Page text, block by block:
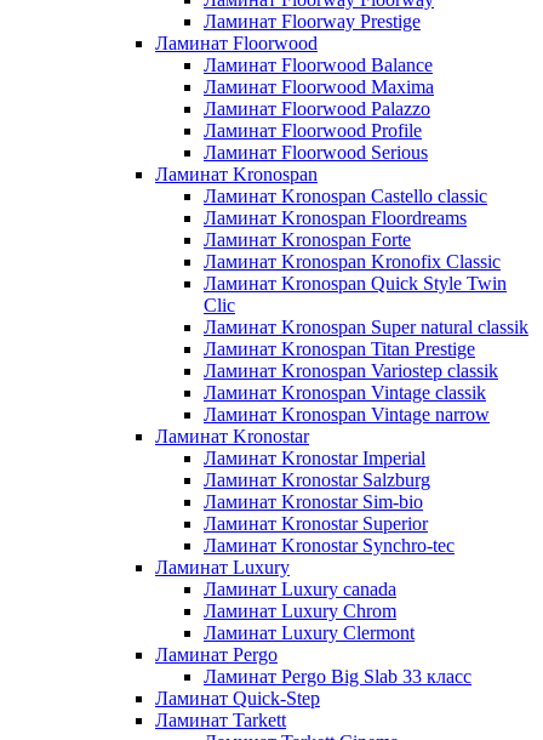
Ламинат Floorway Prestige
Ламинат Floorwood
Ламинат Floorwood Balance
Ламинат Floorwood Maxima
Ламинат Floorwood Palazzo
Ламинат Floorwood Profile
Ламинат Floorwood Serious
Ламинат Kronospan
Ламинат Kronospan Castello classic
Ламинат Kronospan Floordreams
Ламинат Kronospan Forte
Ламинат Kronospan Kronofix Classic
Ламинат Kronospan Quick Style Twin
Clic
Ламинат Kronospan Super natural classik
Ламинат Kronospan Titan Prestige
Ламинат Kronospan Variostep classik
Ламинат Kronospan Vintage classik
Ламинат Kronospan Vintage narrow
Ламинат Kronostar
Ламинат Kronostar Imperial
Ламинат Kronostar Salzburg
Ламинат Kronostar Sim-bio
Ламинат Kronostar Superior
Ламинат Kronostar Synchro-tec
Ламинат Luxury
Ламинат Luxury canada
Ламинат Luxury Chrom
Ламинат Luxury Clermont
Ламинат Pergo
Ламинат Pergo Big Slab 33 класс
Ламинат Quick-Step
Ламинат Tarkett